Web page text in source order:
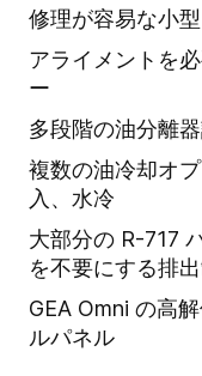
修理が容易な小
アライメントを
ー
多段階の油分離
複数の油冷却オ
入、水冷
大部分の R-717
を不要にする排
GEA Omni の高
ルパネル